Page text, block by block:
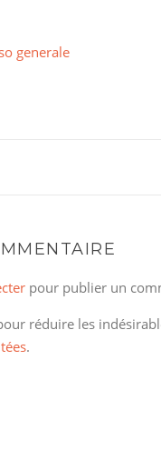
pour publier un
réduire les
.